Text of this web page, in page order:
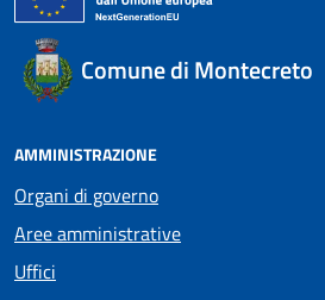
Comune di Montecreto
AMMINISTRAZIONE
Organi di governo
Aree amministrative
Uffici